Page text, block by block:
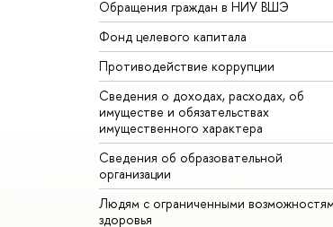
Обращения граждан в НИУ ВШЭ
Фонд целевого капитала
Противодействие коррупции
Сведения о доходах, расходах, об
имуществе и обязательствах
имущественного характера
Сведения об образовательной
организации
Людям с ограниченными
здоровья